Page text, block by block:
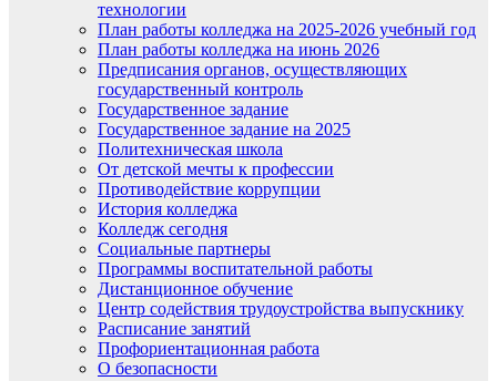
технологии
План работы колледжа на 2025-2026 учебный год
План работы колледжа на июнь 2026
Предписания органов, осуществляющих
государственный контроль
Государственное задание
Государственное задание на 2025
Политехническая школа
От детской мечты к профессии
Противодействие коррупции
История колледжа
Колледж сегодня
Социальные партнеры
Программы воспитательной работы
Дистанционное обучение
Центр содействия трудоустройства выпускнику
Расписание занятий
Профориентационная работа
О безопасности